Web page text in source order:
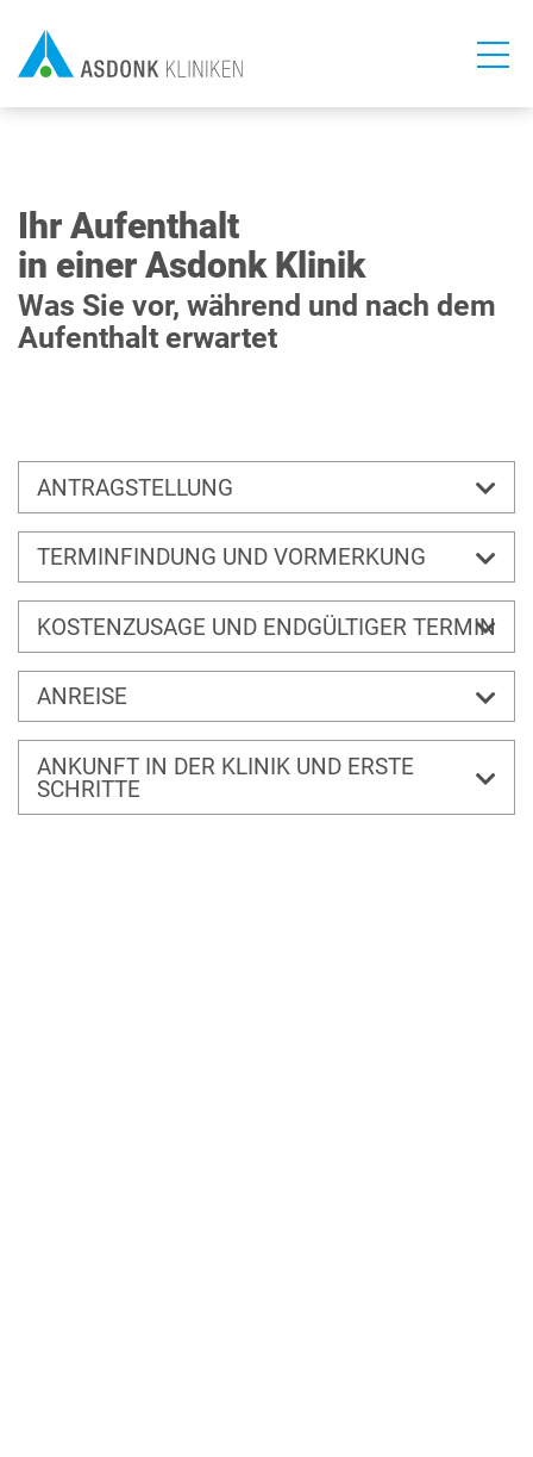
zum
Inhalt
Ihr Aufenthalt
in einer Asdonk Klinik
Was Sie vor, während und nach dem
Aufenthalt erwartet
ANTRAGSTELLUNG
TERMINFINDUNG UND VORMERKUNG
KOSTENZUSAGE UND ENDGÜLTIGER TERMIN
ANREISE
ANKUNFT IN DER KLINIK UND ERSTE
SCHRITTE